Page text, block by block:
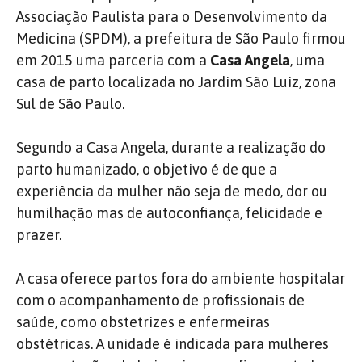
Associação Paulista para o Desenvolvimento da
Medicina (SPDM), a prefeitura de São Paulo firmou
em 2015 uma parceria com a Casa Angela, uma
casa de parto localizada no Jardim São Luiz, zona
Sul de São Paulo.
Segundo a Casa Angela, durante a realização do
parto humanizado, o objetivo é de que a
experiência da mulher não seja de medo, dor ou
humilhação mas de autoconfiança, felicidade e
prazer.
A casa oferece partos fora do ambiente hospitalar
com o acompanhamento de profissionais de
saúde, como obstetrizes e enfermeiras
obstétricas. A unidade é indicada para mulheres